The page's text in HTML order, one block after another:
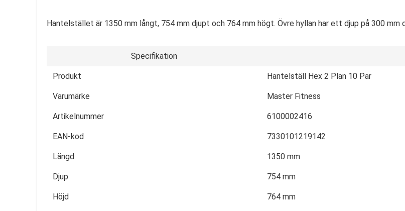
Hantelstället är 1350 mm långt, 754 mm djupt och 764 mm högt. Övre hyllan har ett djup på 300 mm
Specifikation
Produkt Hantelställ Hex 2 Plan 10 Par
Varumärke Master Fitness
Artikelnummer 6100002416
EAN-kod 7330101219142
Längd 1350 mm
Djup 754 mm
Höjd 764 mm